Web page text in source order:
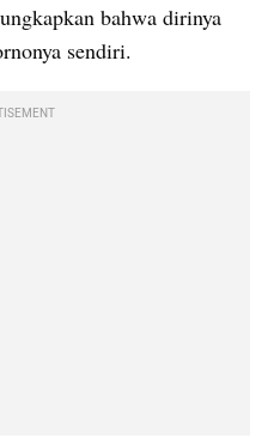
bahwa dirinya
sendiri.